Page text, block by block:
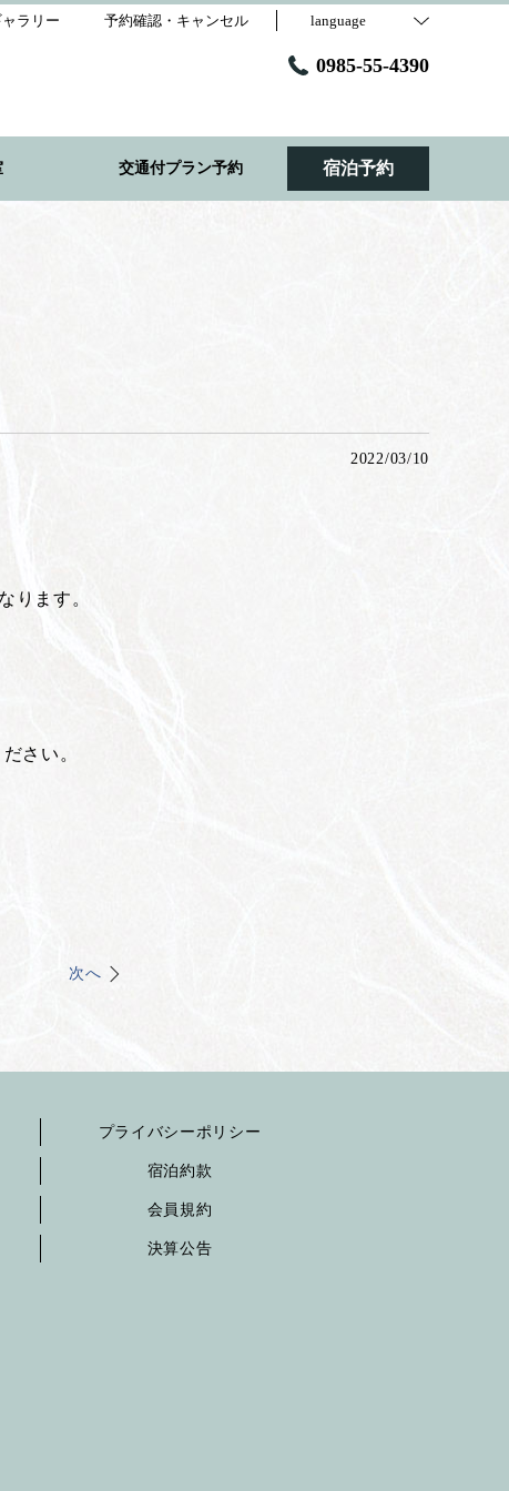
ラリー 予約確認・キャンセル language
0985-55-4390
交通付プラン予約 宿泊予約
2022/03/10
ります。
さい。
次へ
プライバシーポリシー
宿泊約款
会員規約
決算公告